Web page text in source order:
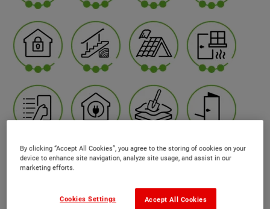
By clicking “Accept All Cookies”, you agree to the storing of cookies on your
device to enhance site navigation, analyze site usage, and assist in our
marketing efforts.
Accept All Cookies
Cookies Settings